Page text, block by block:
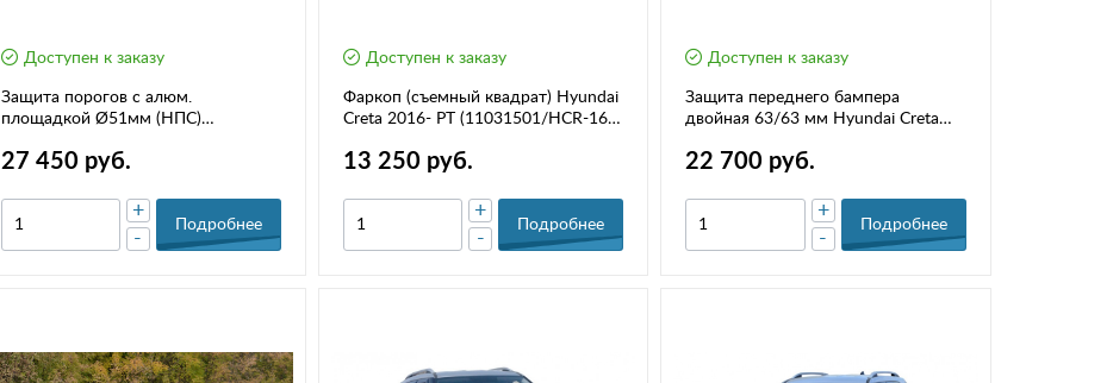
Доступен к заказу
Защита порогов с алюм.
площадкой Ø51мм (НПС)
16-220336.00
27 450 руб.
-
+
Подробнее
Доступен к заказу
Фаркоп (съемный квадрат) Hyundai
Creta 2016- РТ (11031501/HCR-16-
13 250 руб.
-
+
Подробнее
Доступен к заказу
Защита переднего бампера
двойная 63/63 мм Hyundai Creta
22 700 руб.
-
+
Подробнее